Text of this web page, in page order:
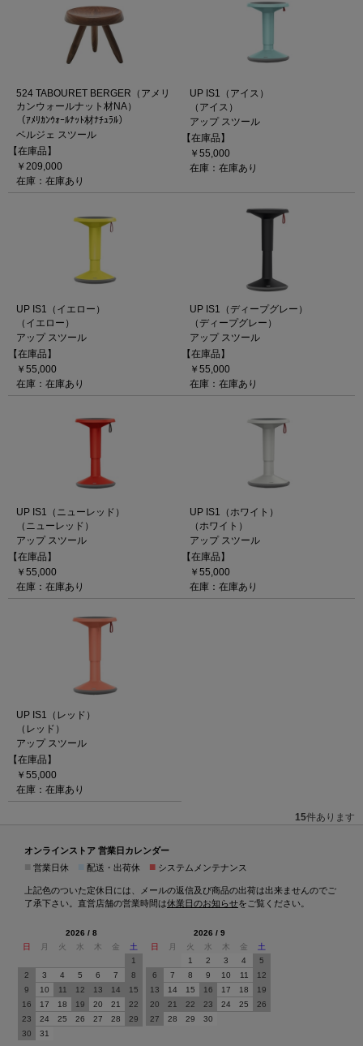
524 TABOURET BERGER（アメリ
カンウォールナット材NA）
（ｱﾒﾘｶﾝｳｫｰﾙﾅｯﾄ材ﾅﾁｭﾗﾙ）
ベルジェ スツール
【在庫品】
￥209,000
在庫：在庫あり
UP IS1（アイス）
（アイス）
アップ スツール
【在庫品】
￥55,000
在庫：在庫あり
UP IS1（イエロー）
（イエロー）
アップ スツール
【在庫品】
￥55,000
在庫：在庫あり
UP IS1（ディープグレー）
（ディープグレー）
アップ スツール
【在庫品】
￥55,000
在庫：在庫あり
UP IS1（ニューレッド）
（ニューレッド）
アップ スツール
【在庫品】
￥55,000
在庫：在庫あり
UP IS1（ホワイト）
（ホワイト）
アップ スツール
【在庫品】
￥55,000
在庫：在庫あり
UP IS1（レッド）
（レッド）
アップ スツール
【在庫品】
￥55,000
在庫：在庫あり
15件あります
オンラインストア 営業日カレンダー
営業日休 配送・出荷休 ■ システムメンテナンス
上記色のついた定休日には、メールの返信及び商品の出荷は出来ませんのでご
了承下さい。直営店舗の営業時間は休業日のお知らせをご覧ください。
2026 / 8
日
月 火 水 木 金
土
1
2
3 4 5 6 7
8
9
10 11 12 13 14
15
16
17 18 19 20 21
22
23
24 25 26 27 28
29
30
31
2026 / 9
日
月 火 水 木 金
土
1
2 3 4
5
6
7 8 9 10 11
12
13
14 15 16 17 18
19
20
21 22 23 24 25
26
27
28 29 30